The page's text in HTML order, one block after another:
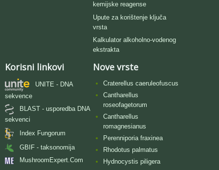
kemijske reagense
Upute za korištenje ključa
vrsta
Kalkulator alkoholno-vodenog
ekstrakta
Korisni linkovi
UNITE - DNA
sekvence
BLAST - usporedba DNA
sekvenci
Index Fungorum
GBIF - taksonomija
MushroomExpert.Com
Nove vrste
Craterellus caeruleofuscus
Cantharellus
roseofagetorum
Cantharellus
romagnesianus
Perenniporia fraxinea
Rhodotus palmatus
Hydnocystis piligera